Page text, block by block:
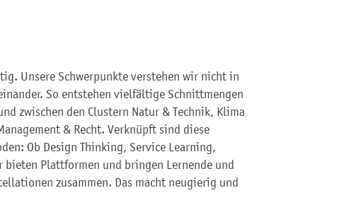
Unsere Schwerpunkte verstehen wir nicht in
So entstehen vielfältige Schnittmengen
zwischen den Clustern Natur & Technik, Klima
& Recht. Verknüpft sind diese
Ob Design Thinking, Service Learning,
Plattformen und bringen Lernende und
zusammen. Das macht neugierig und